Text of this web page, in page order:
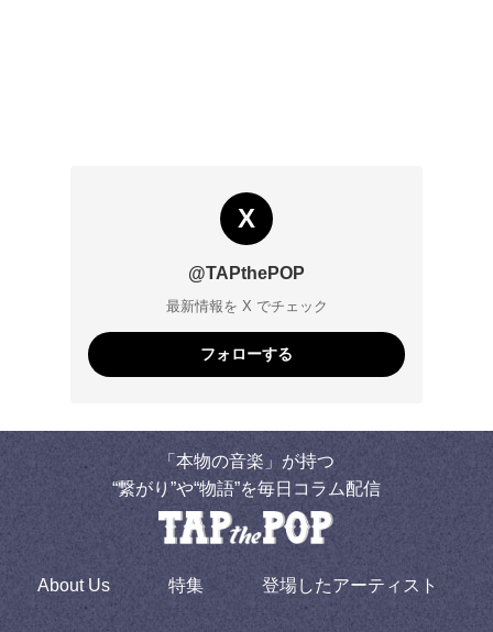
X
@TAPthePOP
最新情報を X でチェック
フォローする
「本物の音楽」が持つ
“繋がり”や“物語”を毎日コラム配信
About Us 特集 登場したアーティスト